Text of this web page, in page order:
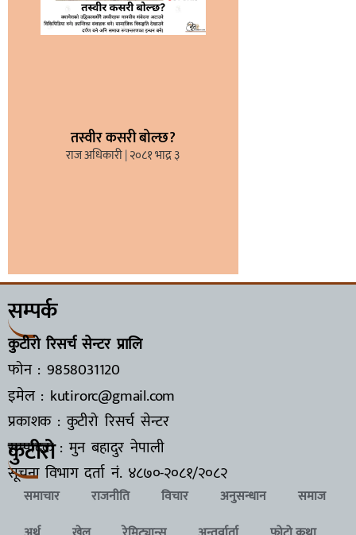
तस्वीर कसरी बोल्छ?
राज अधिकारी २०८१ भाद्र ३
सम्पर्क
कुटीरो रिसर्च सेन्टर प्रालि
फोन : 9858031120
इमेल : kutirorc@gmail.com
प्रकाशक : कुटीरो रिसर्च सेन्टर
सम्पादक : मुन बहादुर नेपाली
सूचना विभाग दर्ता नं. ४८७०-२०८१/२०८२
कुटीरो
समाचार राजनीति विचार अनुसन्धान
समाज